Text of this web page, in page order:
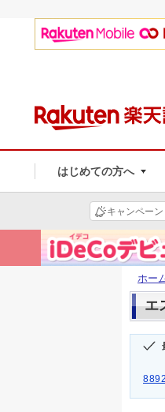
はじめての方へ
キャンペーン
ホー
エ